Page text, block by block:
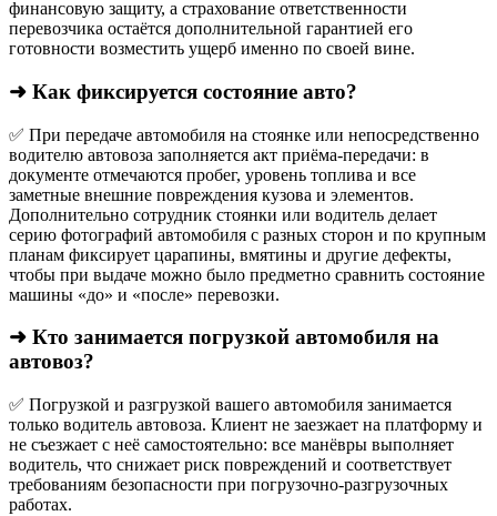
финансовую защиту, а страхование ответственности
перевозчика остаётся дополнительной гарантией его
готовности возместить ущерб именно по своей вине.
➜ Как фиксируется состояние авто?
✅ При передаче автомобиля на стоянке или непосредственно
водителю автовоза заполняется акт приёма-передачи: в
документе отмечаются пробег, уровень топлива и все
заметные внешние повреждения кузова и элементов.
Дополнительно сотрудник стоянки или водитель делает
серию фотографий автомобиля с разных сторон и по крупным
планам фиксирует царапины, вмятины и другие дефекты,
чтобы при выдаче можно было предметно сравнить состояние
машины «до» и «после» перевозки.
➜ Кто занимается погрузкой автомобиля на
автовоз?
✅ Погрузкой и разгрузкой вашего автомобиля занимается
только водитель автовоза. Клиент не заезжает на платформу и
не съезжает с неё самостоятельно: все манёвры выполняет
водитель, что снижает риск повреждений и соответствует
требованиям безопасности при погрузочно-разгрузочных
работах.